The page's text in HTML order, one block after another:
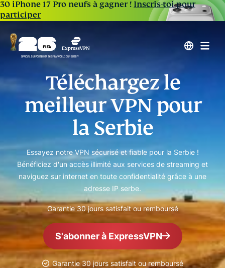
30 iPhone 17 Pro neufs à gagner ! Inscris-toi pour
participer
Téléchargez le
meilleur VPN pour
la Serbie
Essayez notre VPN sécurisé et fiable pour la Serbie !
Bénéficiez d'un accès illimité aux services de streaming et
naviguez sur internet en toute confidentialité grâce à une
adresse IP serbe.
Garantie 30 jours satisfait ou remboursé
S'abonner à ExpressVPN
Garantie 30 jours satisfait ou remboursé